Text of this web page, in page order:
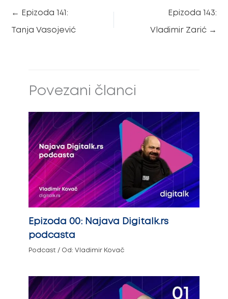
← Epizoda 141:
Tanja Vasojević
Epizoda 143:
Vladimir Zarić →
Povezani članci
Epizoda 00: Najava Digitalk.rs
podcasta
Podcast / Od: Vladimir Kovač